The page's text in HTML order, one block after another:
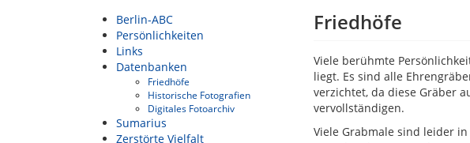
Berlin-ABC
Persönlichkeiten
Links
Datenbanken
Friedhöfe
Historische Fotografien
Digitales Fotoarchiv
Sumarius
Zerstörte Vielfalt
Friedhöfe
Viele berühmte
liegt. Es sind alle
verzichtet, da diese Gräber
vervollständigen.
Viele Grabmale sind leider